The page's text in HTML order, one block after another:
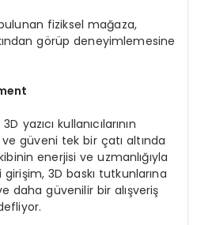
fiziksel mağaza,
görüp deneyimlemesine
yazıcı kullanıcılarının
güveni tek bir çatı altında
enerjisi ve uzmanlığıyla
3D baskı tutkunlarına
daha güvenilir bir alışveriş